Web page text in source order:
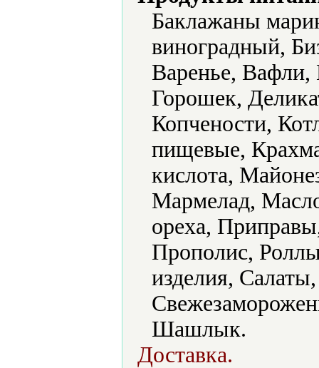
Баклажаны
виноградный,
Варенье, Вафли,
Горошек,
Копчености,
пищевые,
кислота,
Мармелад,
ореха,
Прополис,
изделия,
Шашлык.
Доставка.